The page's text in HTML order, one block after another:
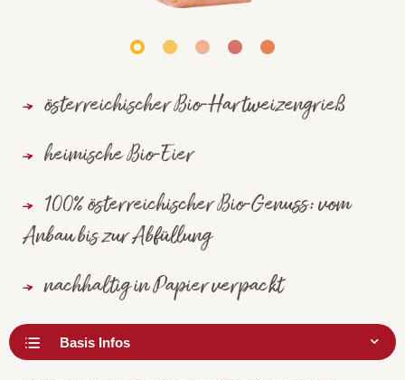
österreichischer Bio-Hartweizengrieß
heimische Bio-Eier
100% österreichischer Bio-Genuss: vom
Anbau bis zur Abfüllung
nachhaltig in Papier verpackt